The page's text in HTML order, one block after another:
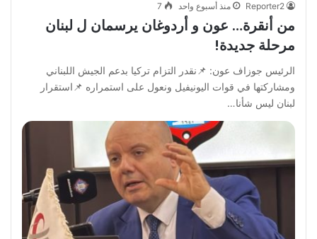
Reporter2 منذ أسبوع واحد 7
من أنقرة… عون و أردوغان يرسمان ل لبنان
مرحلة جديدة!
الرئيس جوزاف عون: 📌نقدر التزام تركيا بدعم الجيش اللبناني
ومشاركتها في قوات اليونيفيل ونعول على استمراره 📌استقرار
لبنان ليس شأنا…